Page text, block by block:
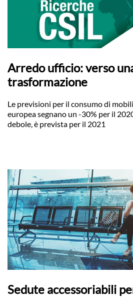
Arredo ufficio: verso
trasformazione
Le previsioni per il consumo di
europea segnano un -30% per il
debole, è prevista per il 2021
Sedute accessoriabili